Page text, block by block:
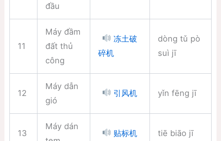
đầu
11
Máy đầm
đất thủ
công
冻土破
碎机
dòng tǔ pò
suì jī
12
Máy dẫn
gió
引风机 yǐn fēng jī
13
Máy dán
贴标机 tiē biāo jī